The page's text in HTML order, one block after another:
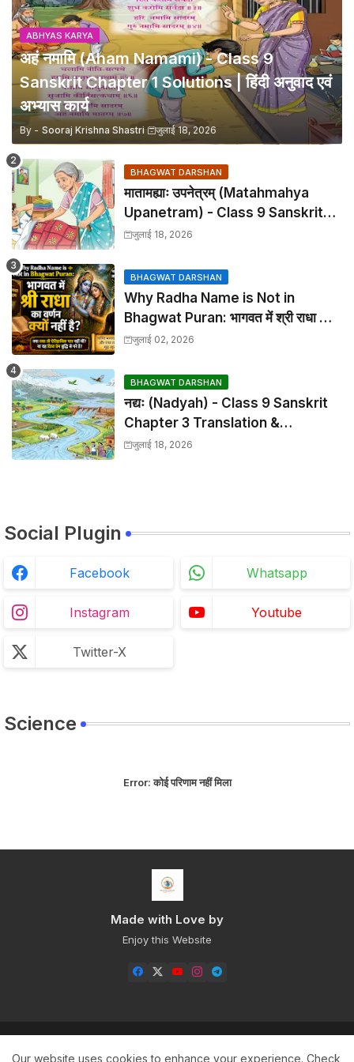
ABHYAS KARYA
अहं नमामि (Aham Namami) - Class 9
Sanskrit Chapter 1 Solutions | हिंदी अनुवाद एवं
अभ्यास कार्य
By - Sooraj Krishna Shastri जुलाई 18, 2026
BHAGWAT DARSHAN
मातामह्याः उपनेत्रम् (Matahmahya
Upanetram) - Class 9 Sanskrit
Chapter 2 Translation &
जुलाई 18, 2026
BHAGWAT DARSHAN
Why Radha Name is Not in
Bhagwat Puran: भागवत में श्री राधा का
वर्णन क्यों नहीं है?
जुलाई 02, 2026
BHAGWAT DARSHAN
नद्यः (Nadyah) - Class 9 Sanskrit
Chapter 3 Translation &
Solutions
जुलाई 18, 2026
Social Plugin
Facebook Whatsapp
Instagram Youtube
Twitter-X
Science
Error:कोई परिणाम नहीं मिला
Made with Love by
Enjoy this Website
Our website uses cookies to enhance your experience. Check